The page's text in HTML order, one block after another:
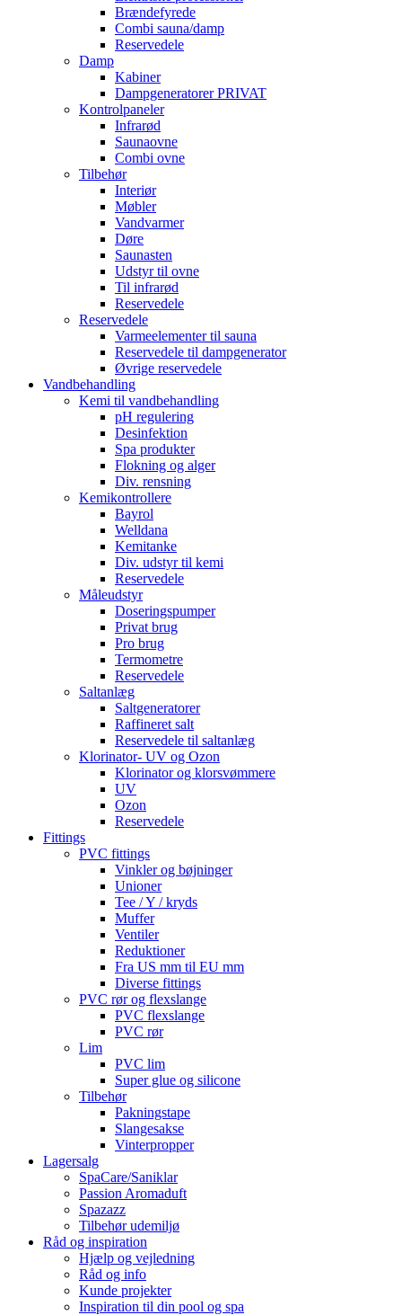
Brændefyrede
Combi sauna/damp
Reservedele
Damp
Kabiner
Dampgeneratorer PRIVAT
Kontrolpaneler
Infrarød
Saunaovne
Combi ovne
Tilbehør
Interiør
Møbler
Vandvarmer
Døre
Saunasten
Udstyr til ovne
Til infrarød
Reservedele
Reservedele
Varmeelementer til sauna
Reservedele til dampgenerator
Øvrige reservedele
Vandbehandling
Kemi til vandbehandling
pH regulering
Desinfektion
Spa produkter
Flokning og alger
Div. rensning
Kemikontrollere
Bayrol
Welldana
Kemitanke
Div. udstyr til kemi
Reservedele
Måleudstyr
Doseringspumper
Privat brug
Pro brug
Termometre
Reservedele
Saltanlæg
Saltgeneratorer
Raffineret salt
Reservedele til saltanlæg
Klorinator- UV og Ozon
Klorinator og klorsvømmere
UV
Ozon
Reservedele
Fittings
PVC fittings
Vinkler og bøjninger
Unioner
Tee / Y / kryds
Muffer
Ventiler
Reduktioner
Fra US mm til EU mm
Diverse fittings
PVC rør og flexslange
PVC flexslange
PVC rør
Lim
PVC lim
Super glue og silicone
Tilbehør
Pakningstape
Slangesakse
Vinterpropper
Lagersalg
SpaCare/Saniklar
Passion Aromaduft
Spazazz
Tilbehør udemiljø
Råd og inspiration
Hjælp og vejledning
Råd og info
Kunde projekter
Inspiration til din pool og spa